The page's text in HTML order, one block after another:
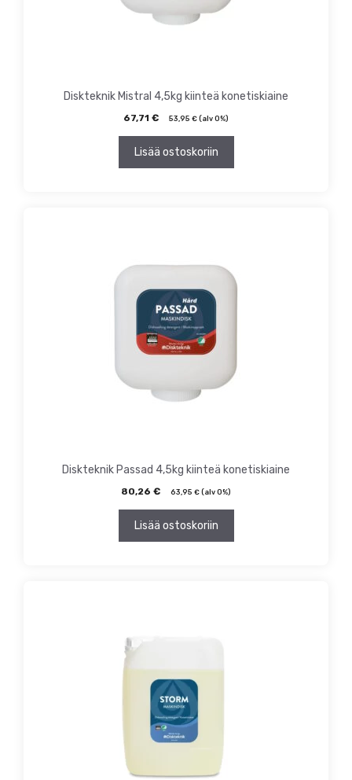
Diskteknik Mistral 4,5kg kiinteä konetiskiaine
67,71 € 53,95 € (alv 0%)
Lisää ostoskoriin
Diskteknik Passad 4,5kg kiinteä konetiskiaine
80,26 € 63,95 € (alv 0%)
Lisää ostoskoriin